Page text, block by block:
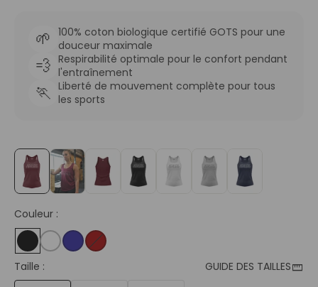
🌱 100% coton biologique certifié GOTS pour une
douceur maximale
💨 Respirabilité optimale pour le confort pendant
l'entraînement
🏃 Liberté de mouvement complète pour tous
les sports
Couleur :
Taille : GUIDE DES TAILLESstraighten